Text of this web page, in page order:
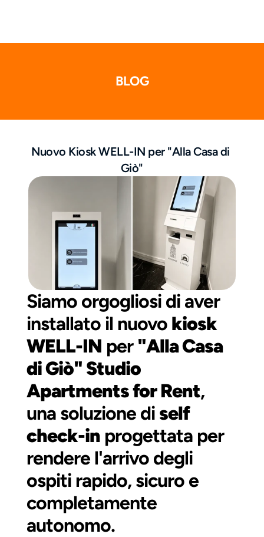
BLOG
Nuovo Kiosk WELL-IN per "Alla Casa di
Giò"
Siamo orgogliosi di aver
installato il nuovo kiosk
WELL-IN per "Alla Casa
di Giò" Studio
Apartments for Rent,
una soluzione di self
check-in progettata per
rendere l'arrivo degli
ospiti rapido, sicuro e
completamente
autonomo.